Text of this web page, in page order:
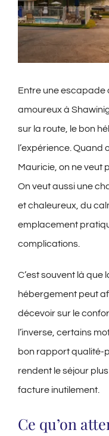
Entre une escapade
amoureux à
sur la route, le bon
l’expérience.
Mauricie, on ne veut
On veut aussi une
et chaleureux, du
emplacement
complications.
C’est souvent là que
hébergement peut
décevoir sur le
l’inverse, certains
bon rapport qualité-
rendent le séjour
facture inutilement.
Ce qu’on